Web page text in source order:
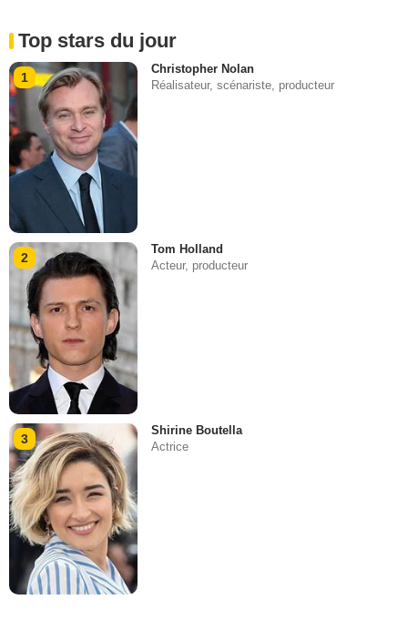
Top stars du jour
1
Christopher Nolan
Réalisateur, scénariste, producteur
2
Tom Holland
Acteur, producteur
3
Shirine Boutella
Actrice